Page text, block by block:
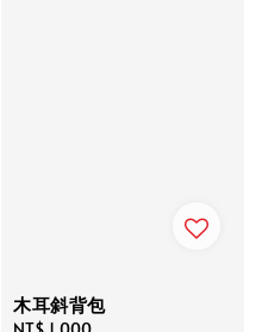
木耳斜背包